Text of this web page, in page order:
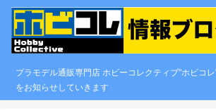
プラモデル通販専門店 ホビーコレクティブ"ホビコ
をお知らせしていきます